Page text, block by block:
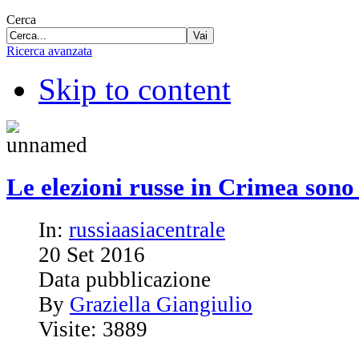
Cerca
Vai
Ricerca avanzata
Skip to content
Le elezioni russe in Crimea
In: russiaasiacentrale
20 Set 2016
Data pubblicazione
By Graziella Giangiulio
Visite: 3889